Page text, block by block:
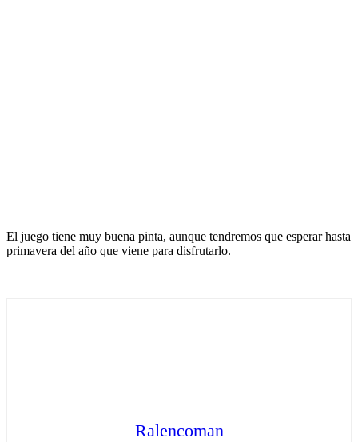
El juego tiene muy buena pinta, aunque tendremos que esperar hasta
primavera del año que viene para disfrutarlo.
Ralencoman